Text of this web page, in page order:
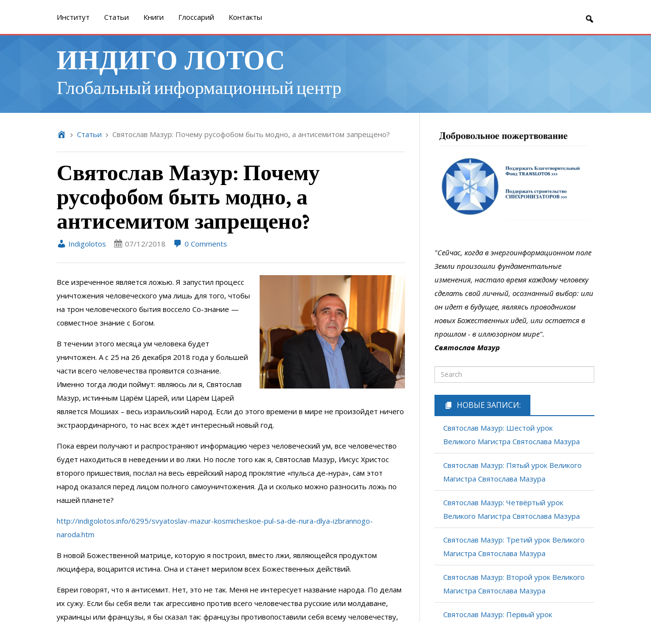
Институт Cтатьи Книги Глоссарий Контакты
ИНДИГО ЛОТОС
Глобальный информационный центр
Cтатьи Святослав Мазур: Почему русофобом быть модно, а антисемитом запрещено?
Святослав Мазур: Почему
русофобом быть модно, а
антисемитом запрещено?
Indigolotos 07/12/2018 0 Comments
Все изреченное является ложью. Я запустил процесс
уничтожения человеческого ума лишь для того, чтобы
на трон человеческого бытия воссело Со-знание —
совместное знание с Богом.
В течении этого месяца ум человека будет
уничтожен. А с 25 на 26 декабря 2018 года у большей
части всего человечества проявится сознание.
Именно тогда люди поймут: являюсь ли я, Святослав
Мазур, истинным Царём Царей, или Царём Царей
является Мошиах – весь израильский народ. Если до этого времени в мире не произойдет ничего
экстраординарного, то нас всех ждёт интересный новый год.
Пока евреи получают и распространяют информацию через человеческий ум, все человечество
будет находиться в неведении и во лжи. Но после того как я, Святослав Мазур, Иисус Христос
второго пришествия, послал на весь еврейский народ проклятие «пульса де-нура», сам этот
народ оказался перед лицом полного самоуничтожения. Да и сколько можно разносить ложь по
нашей планете?
http://indigolotos.info/6295/svyatoslav-mazur-kosmicheskoe-pul-sa-de-nura-dlya-izbrannogo-
naroda.htm
В новой Божественной матрице, которую я построил, вместо лжи, являющейся продуктом
люцифера, воцарится истина. Она и станет мерилом всех Божественных действий.
Евреи говорят, что я антисемит. Нет, это не так. Меня не интересует название народа. По делам
их сужу. Если бы себя вели так агрессивно против всего человечества русские или молдаване,
украинцы или французы, я бы сказал так: французы противопоставили себя всему человечеству,
"Сейчас, когда в энергоинформационном поле
Земли произошли фундаментальные
изменения, настало время каждому человеку
сделать свой личный, осознанный выбор: или
он идет в будущее, являясь проводником
новых Божественных идей, или остается в
прошлом - в иллюзорном мире".
Святослав Мазур
НОВЫЕ ЗАПИСИ:
Святослав Мазур: Шестой урок
Великого Магистра Святослава Мазура
Святослав Мазур: Пятый урок Великого
Магистра Святослава Мазура
Святослав Мазур: Четвёртый урок
Великого Магистра Святослава Мазура
Святослав Мазур: Третий урок Великого
Магистра Святослава Мазура
Святослав Мазур: Второй урок Великого
Магистра Святослава Мазура
Святослав Мазур: Первый урок